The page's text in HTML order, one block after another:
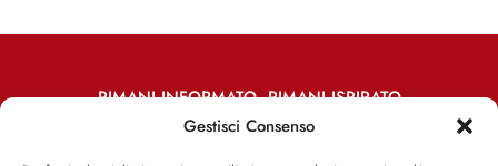
Gestisci Consenso
RIMANI INFORMATO, RIMANI ISPIRATO
Iscriviti alla Newsletter